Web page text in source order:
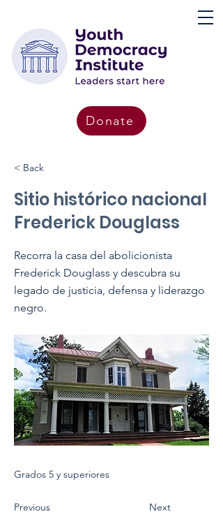
Donate
< Back
Sitio histórico nacional
Frederick Douglass
Recorra la casa del abolicionista
Frederick Douglass y descubra su
legado de justicia, defensa y liderazgo
negro.
Grados 5 y superiores
Previous Next